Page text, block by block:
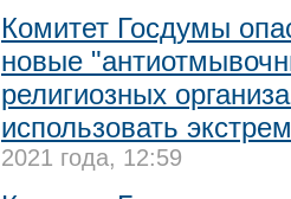
Комитет Госдумы
новые
религиозных
использовать
2021 года, 12:59